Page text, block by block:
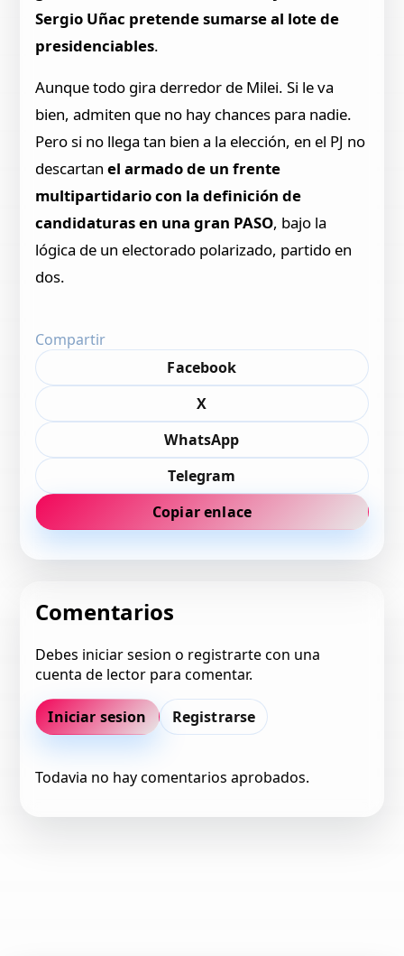
Sergio Uñac pretende sumarse al lote de
presidenciables.
Aunque todo gira derredor de Milei. Si le va
bien, admiten que no hay chances para nadie.
Pero si no llega tan bien a la elección, en el PJ no
descartanel armado de un frente
multipartidario con la definición de
candidaturas en una gran PASO, bajo la
lógica de un electorado polarizado, partido en
dos.
Compartir
Facebook
X
WhatsApp
Telegram
Copiar enlace
Comentarios
Debes iniciar sesion o registrarte con una
cuenta de lector para comentar.
Iniciar sesion Registrarse
Todavia no hay comentarios aprobados.